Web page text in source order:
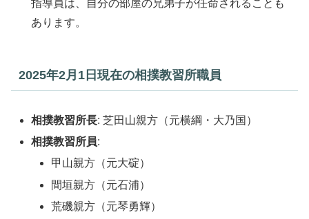
指導員は、自分の部屋の兄弟子が任命されることも
あります。
2025年2月1日現在の相撲教習所職員
相撲教習所長: 芝田山親方（元横綱・大乃国）
相撲教習所員:
甲山親方（元大碇）
間垣親方（元石浦）
荒磯親方（元琴勇輝）